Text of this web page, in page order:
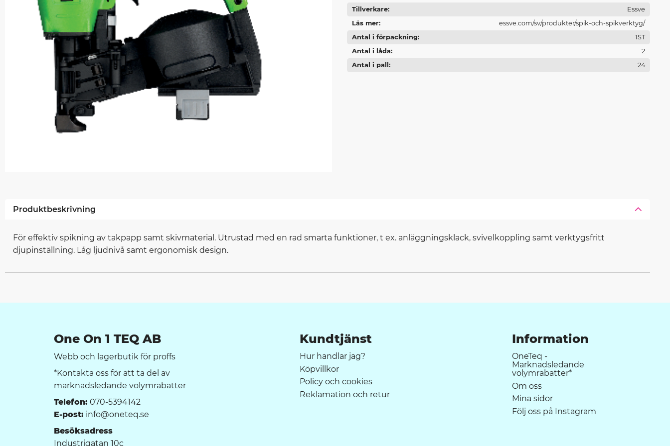
Tillverkare
Essve
Läs mer
essve.com/sv/produkter/spik-och-spikverktyg/
Antal i förpackning
1ST
Antal i låda
2
Antal i pall
24
Produktbeskrivning
För effektiv spikning av takpapp samt skivmaterial. Utrustad med en rad smarta funktioner, t ex. anläggningsklack, svivelkoppling samt verktygsfritt
djupinställning. Låg ljudnivå samt ergonomisk design.
One On 1 TEQ AB
Webb och lagerbutik för proffs
*Kontakta oss för att ta del av
marknadsledande volymrabatter
Telefon: 070-5394142
E-post: info@oneteq.se
Besöksadress
Industrigatan 10c
Kundtjänst
Hur handlar jag?
Köpvillkor
Policy och cookies
Reklamation och retur
Information
OneTeq -
Marknadsledande
volymrabatter*
Om oss
Mina sidor
Följ oss på Instagram